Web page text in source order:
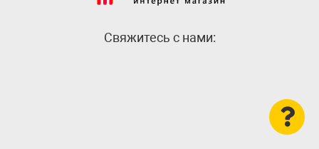
Cвяжитесь с нами: